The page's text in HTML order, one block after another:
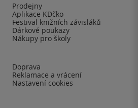
Prodejny
Aplikace KDčko
Festival knižních závisláků
Dárkové poukazy
Nákupy pro školy
Doprava
Reklamace a vrácení
Nastavení cookies